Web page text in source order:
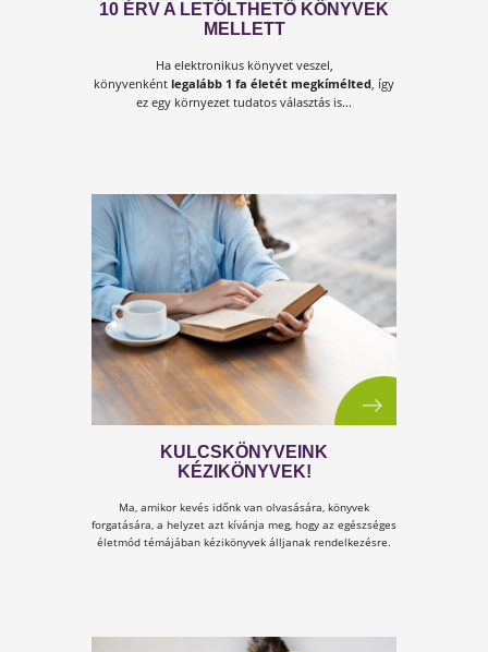
AZ EGÉSZSÉG 3 ALAPPILLÉRE
Tudtad, hogya valódi egészség valójában 3
pilléren
nyugszik? Gondolj ezekre, mint egy három lábú
székre. Ha bármelyik lábat kivesszük, a szék azonnal
felborul...